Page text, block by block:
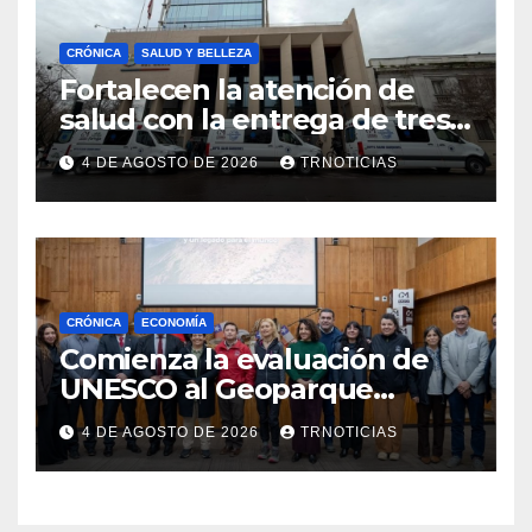
CRÓNICA SALUD Y BELLEZA
Fortalecen la atención de
salud con la entrega de tres
nuevas ambulancias para
Cauquenes y Sagrada Familia
4 DE AGOSTO DE 2026 TRNOTICIAS
CRÓNICA ECONOMÍA
Comienza la evaluación de
UNESCO al Geoparque
Aspirante Pillanmapu en el
Maule
4 DE AGOSTO DE 2026 TRNOTICIAS